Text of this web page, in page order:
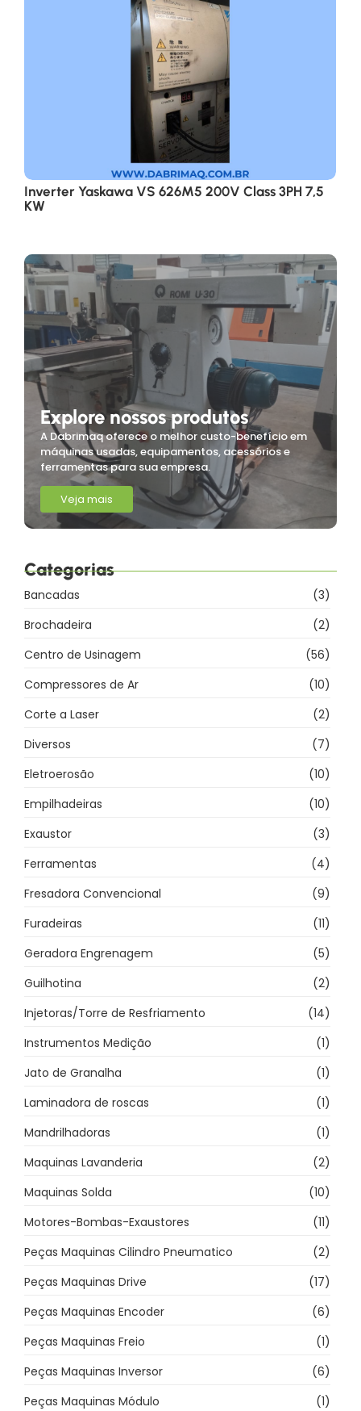
Inverter Yaskawa VS 626M5 200V Class 3PH 7,5
KW
Explore nossos produtos
A Dabrimaq oferece o melhor custo-benefício em
máquinas usadas, equipamentos, acessórios e
ferramentas para sua empresa.
Veja mais
Categorias
Bancadas
(3)
Brochadeira
(2)
Centro de Usinagem
(56)
Compressores de Ar
(10)
Corte a Laser
(2)
Diversos
(7)
Eletroerosão
(10)
Empilhadeiras
(10)
Exaustor
(3)
Ferramentas
(4)
Fresadora Convencional
(9)
Furadeiras
(11)
Geradora Engrenagem
(5)
Guilhotina
(2)
Injetoras/Torre de Resfriamento
(14)
Instrumentos Medição
(1)
Jato de Granalha
(1)
Laminadora de roscas
(1)
Mandrilhadoras
(1)
Maquinas Lavanderia
(2)
Maquinas Solda
(10)
Motores-Bombas-Exaustores
(11)
Peças Maquinas Cilindro Pneumatico
(2)
Peças Maquinas Drive
(17)
Peças Maquinas Encoder
(6)
Peças Maquinas Freio
(1)
Peças Maquinas Inversor
(6)
Peças Maquinas Módulo
(1)